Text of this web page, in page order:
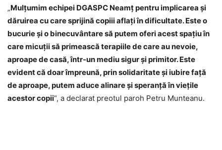
„Mulțumim echipei DGASPC Neamț pentru implicarea și
dăruirea cu care sprijină copiii aflați în dificultate. Este o
bucurie și o binecuvântare să putem oferi acest spațiu în
care micuții să primească terapiile de care au nevoie,
aproape de casă, într-un mediu sigur și primitor. Este
evident că doar împreună, prin solidaritate și iubire față
de aproape, putem aduce alinare și speranță în viețile
acestor copii“, a declarat preotul paroh Petru Munteanu.